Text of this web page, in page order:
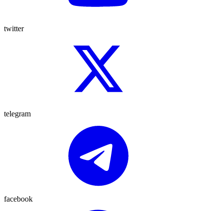
twitter
telegram
facebook